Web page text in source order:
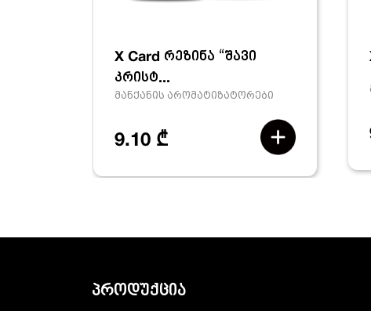
X Card რეზინა “შავი
კრისტ...
მანქანის არომატიზატორები
9.10 ₾
პროდუქცია